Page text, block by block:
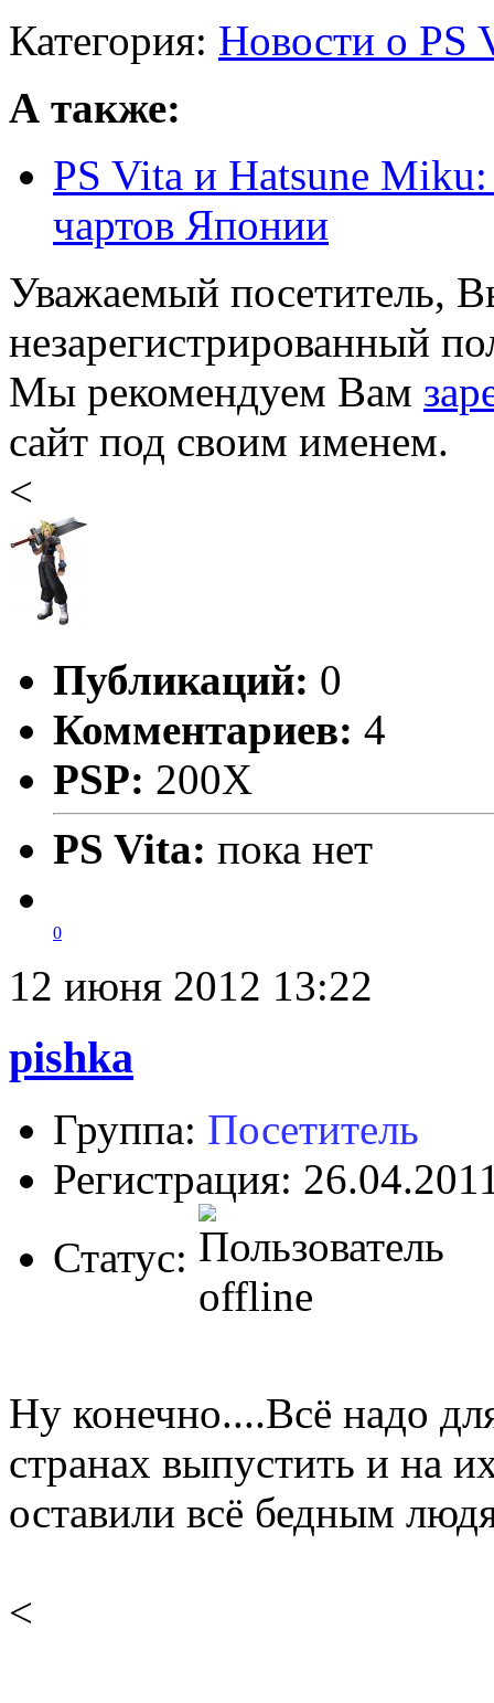
Категория: Новости о PS
А также:
PS Vita и Hatsune
чартов Японии
Уважаемый посетитель,
незарегистрированный
Мы рекомендуем Вам
сайт под своим именем.
<
Публикаций: 0
Комментариев: 4
PSP: 200X
PS Vita: пока нет
0
12 июня 2012 13:22
pishka
Группа: Посетитель
Регистрация:
Статус:
Ну конечно....Всё надо
странах выпустить и на
оставили всё бедным
<